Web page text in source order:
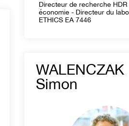
Directeur de recherche HDR
économie - Directeur du
ETHICS EA 7446
WALENCZAK
Simon